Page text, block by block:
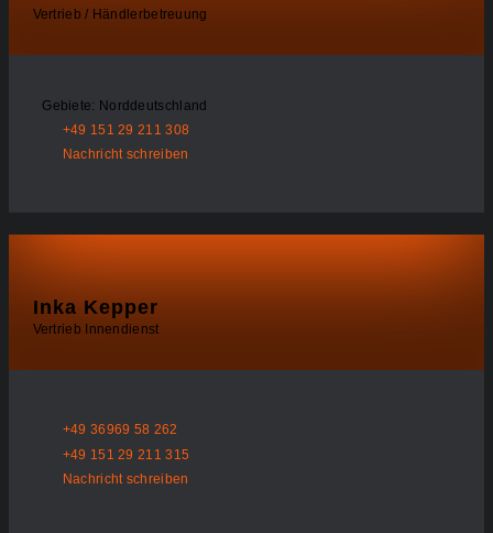
Vertrieb / Händlerbetreuung
Gebiete: Norddeutschland
+49 151 29 211 308
Nachricht schreiben
Inka Kepper
Vertrieb Innendienst
+49 36969 58 262
+49 151 29 211 315
Nachricht schreiben